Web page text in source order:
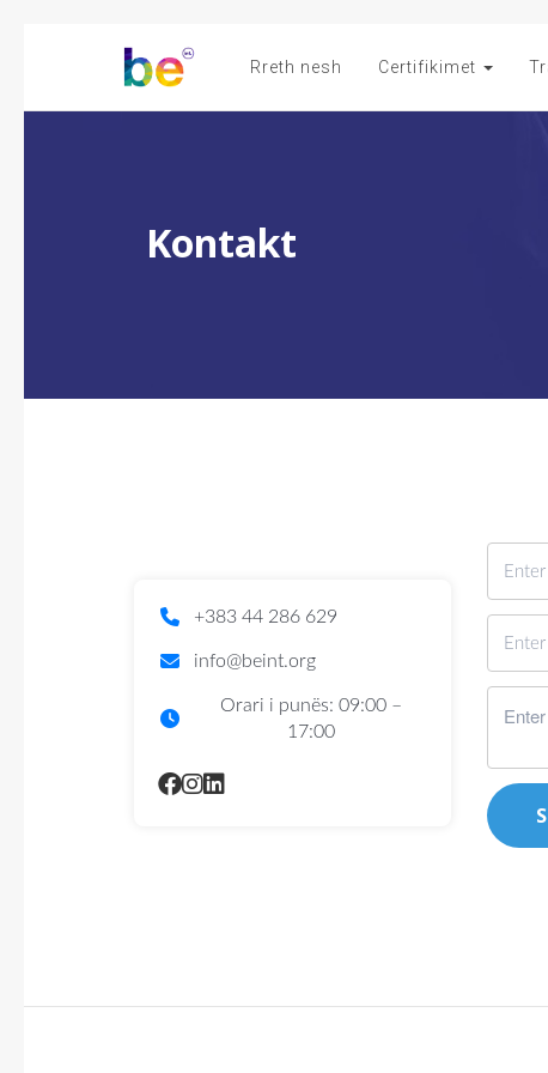
Rreth nesh Certifikimet
Kontakt
+383 44 286 629
info@beint.org
Orari i punës: 09:00 –
17:00